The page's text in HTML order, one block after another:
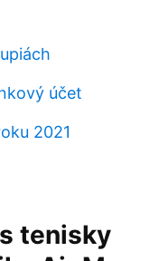
účet
2021
tenisky